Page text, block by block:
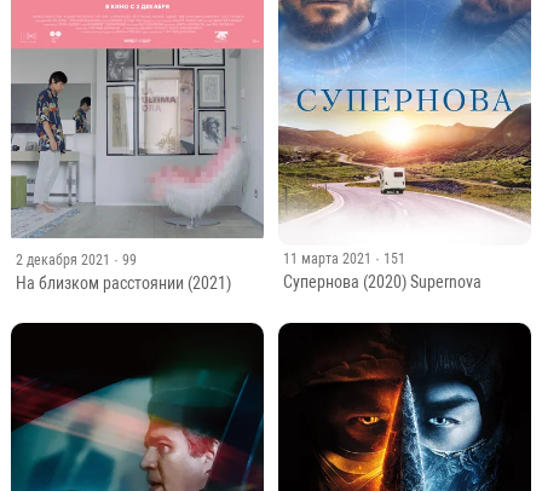
2 декабря 2021 · 99
На близком расстоянии (2021)
11 марта 2021 · 151
Супернова (2020) Supernova